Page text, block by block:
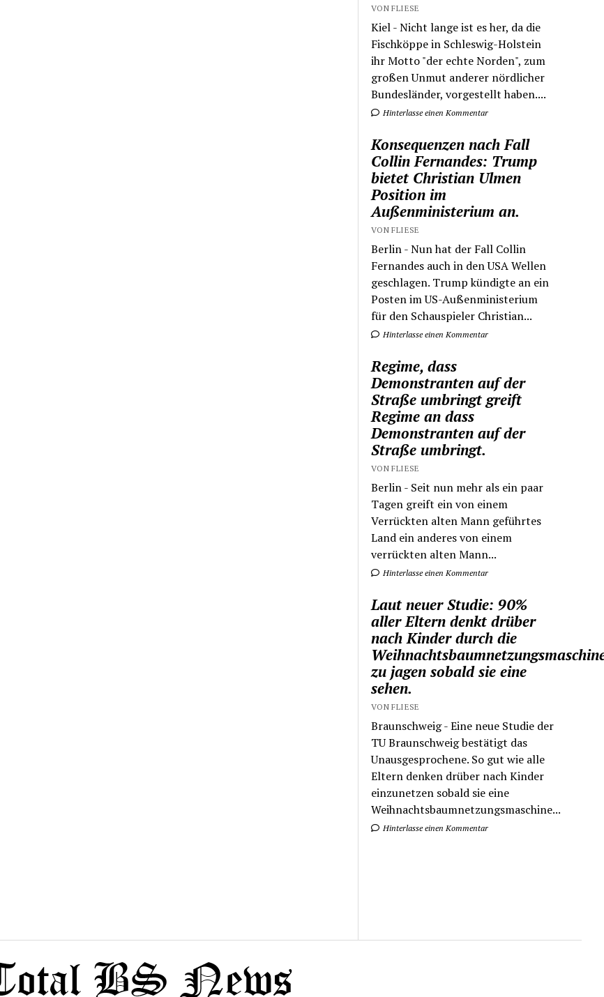
VON FLIESE
Kiel - Nicht lange ist es her, da die
Fischköppe in Schleswig-Holstein
ihr Motto "der echte Norden", zum
großen Unmut anderer nördlicher
Bundesländer, vorgestellt haben....
Hinterlasse einen Kommentar
Konsequenzen nach Fall
Collin Fernandes: Trump
bietet Christian Ulmen
Position im
Außenministerium an.
VON FLIESE
Berlin - Nun hat der Fall Collin
Fernandes auch in den USA Wellen
geschlagen. Trump kündigte an ein
Posten im US-Außenministerium
für den Schauspieler Christian...
Hinterlasse einen Kommentar
Regime, dass
Demonstranten auf der
Straße umbringt greift
Regime an dass
Demonstranten auf der
Straße umbringt.
VON FLIESE
Berlin - Seit nun mehr als ein paar
Tagen greift ein von einem
Verrückten alten Mann geführtes
Land ein anderes von einem
verrückten alten Mann...
Hinterlasse einen Kommentar
Laut neuer Studie: 90%
aller Eltern denkt drüber
nach Kinder durch die
zu jagen sobald sie eine
sehen.
VON FLIESE
Braunschweig - Eine neue Studie der
TU Braunschweig bestätigt das
Unausgesprochene. So gut wie alle
Eltern denken drüber nach Kinder
einzunetzen sobald sie eine
Weihnachtsbaumnetzungsmaschine...
Hinterlasse einen Kommentar